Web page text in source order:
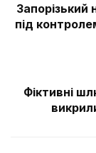
під
Фіктивні